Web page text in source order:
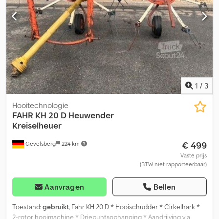
luchtrem 0610 Banden 710/35 R 22,5 0620 (rotorbanden 16x9.50-
8) 0630 Terminal CCI 800 InCab 0640 AUX-joystick CCI 0650 LED-
werklampen 0660 Midden schudderdoek 0670 Kogelkop
koppeling K80 0680 Uitbreiding van alle rotoren naar Djdpfozr
Snzjx Ahreck 0690 zes-wiel rotoronderstellen met 0700 twee
tandemassen per rotor 0710 (rotorbanden 16x9.50-8) 0720
Oppervlaktecapaciteit ca. 8.500 ha
1 / 3
Gevelsberg 224 km
Hooitechnologie
FAHR KH 20 D Heuwender
Kreiselheuer
€ 499
Vaste prijs
(BTW niet rapporteerbaar)
Aanvragen Bellen
Toestand:gebruikt, Fahr KH 20 D * Hooischudder * Cirkelhark *
2-rotor hooimachine * Driepuntsophanging * Aandrijving via